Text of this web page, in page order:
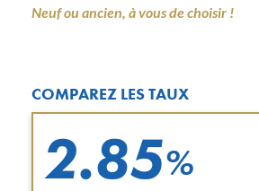
Neuf ou ancien, à vous de choisir !
COMPAREZ LES TAUX
2.85%